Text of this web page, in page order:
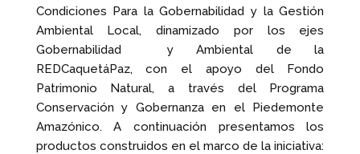
Condiciones Para la Gobernabilidad y la Gestión
Ambiental Local, dinamizado por los ejes
Gobernabilidad y Ambiental de la
REDCaquetáPaz, con el apoyo del Fondo
Patrimonio Natural, a través del Programa
Conservación y Gobernanza en el Piedemonte
Amazónico. A continuación presentamos los
productos construidos en el marco de la iniciativa: